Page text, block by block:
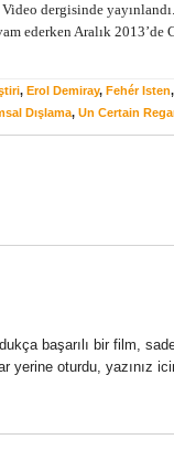
dergisinde
ederken Aralık 2013’de
, Erol Demiray, Fehér Isten,
Dışlama, Un Certain
başarılı bir film,
yerine oturdu, yazınız